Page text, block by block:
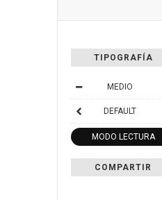
TIPOGRAFÍA
MEDIO
DEFAULT
MODO LECTURA
COMPARTIR